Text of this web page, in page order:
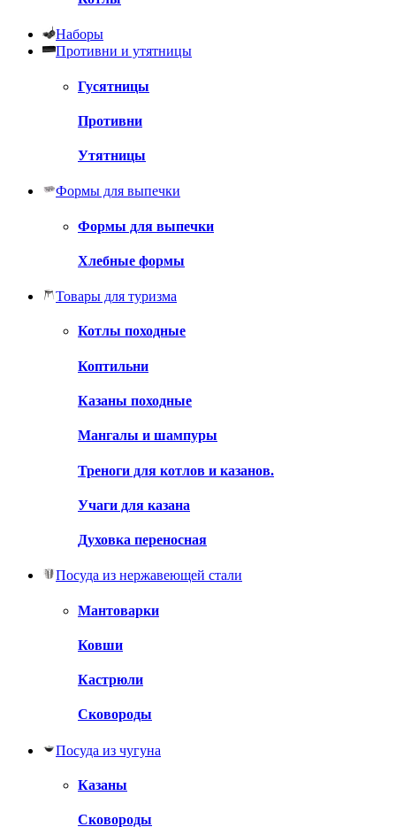
Наборы
Противни и утятницы
Гусятницы
Противни
Утятницы
Формы для выпечки
Формы для выпечки
Хлебные формы
Товары для туризма
Котлы походные
Коптильни
Казаны походные
Мангалы и шампуры
Треноги для котлов и казанов.
Учаги для казана
Духовка переносная
Посуда из нержавеющей стали
Мантоварки
Ковши
Кастрюли
Сковороды
Посуда из чугуна
Казаны
Сковороды